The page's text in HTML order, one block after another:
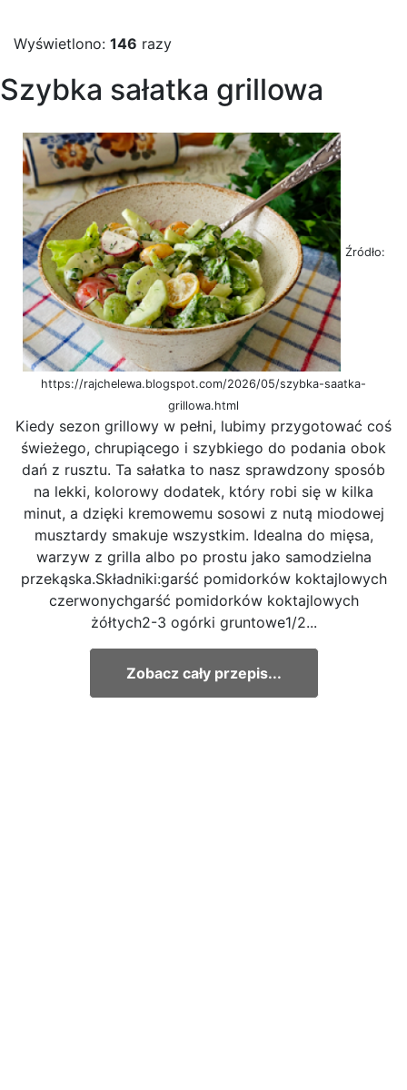
Wyświetlono: 146 razy
Szybka sałatka grillowa
Źródło:
https://rajchelewa.blogspot.com/2026/05/szybka-saatka-
grillowa.html
Kiedy sezon grillowy w pełni, lubimy przygotować coś
świeżego, chrupiącego i szybkiego do podania obok
dań z rusztu. Ta sałatka to nasz sprawdzony sposób
na lekki, kolorowy dodatek, który robi się w kilka
minut, a dzięki kremowemu sosowi z nutą miodowej
musztardy smakuje wszystkim. Idealna do mięsa,
warzyw z grilla albo po prostu jako samodzielna
przekąska.Składniki:garść pomidorków koktajlowych
czerwonychgarść pomidorków koktajlowych
żółtych2-3 ogórki gruntowe1/2...
Zobacz cały przepis...